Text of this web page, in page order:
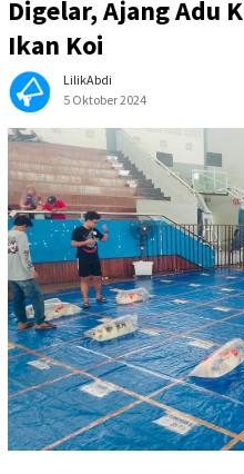
Digelar, Ajang Adu
Ikan Koi
LilikAbdi
5 Oktober 2024